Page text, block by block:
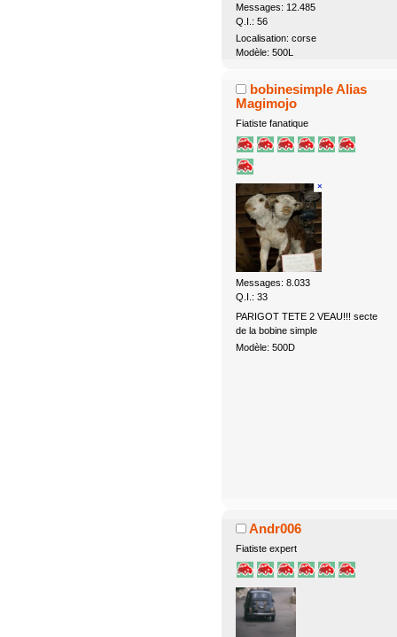
Messages: 12.485
Q.I.: 56
Localisation: corse
Modèle: 500L
bobinesimple Alias
Magimojo
Fiatiste fanatique
Messages: 8.033
Q.I.: 33
PARIGOT TETE 2 VEAU!!! secte
de la bobine simple
Modèle: 500D
Andr006
Fiatiste expert